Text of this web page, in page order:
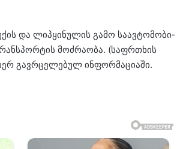
და ლი­პყი­ნუ­ლის გამო სა­ავ­ტო­მო­ბი­
მოძ­რა­ო­ბა. (საფრ­თხის
გავ­რცე­ლე­ბულ ინ­ფორ­მა­ცი­ა­ში.